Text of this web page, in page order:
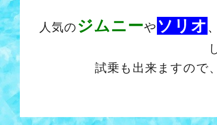
人気の ジムニーや ソリオ 、
試乗も出来ますので